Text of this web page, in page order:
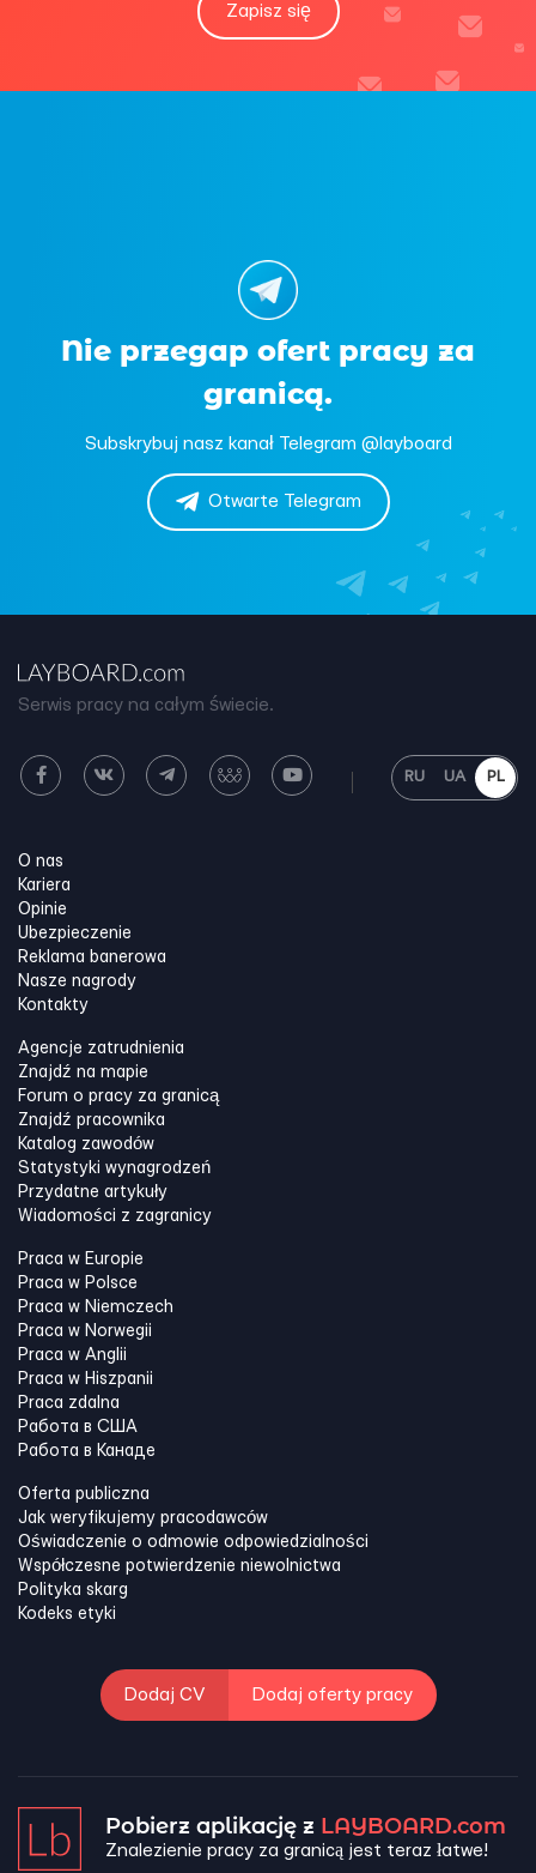
Zapisz się
Nie przegap ofert pracy za
granicą.
Subskrybuj nasz kanał Telegram @layboard
Otwarte Telegram
Serwis pracy na całym świecie.
RU UA PL
O nas
Kariera
Opinie
Ubezpieczenie
Reklama banerowa
Nasze nagrody
Kontakty
Agencje zatrudnienia
Znajdź na mapie
Forum o pracy za granicą
Znajdź pracownika
Katalog zawodów
Statystyki wynagrodzeń
Przydatne artykuły
Wiadomości z zagranicy
Praca w Europie
Praca w Polsce
Praca w Niemczech
Praca w Norwegii
Praca w Anglii
Praca w Hiszpanii
Praca zdalna
Работа в США
Работа в Канадe
Oferta publiczna
Jak weryfikujemy pracodawców
Oświadczenie o odmowie odpowiedzialności
Współczesne potwierdzenie niewolnictwa
Polityka skarg
Kodeks etyki
Dodaj CV Dodaj oferty pracy
Pobierz aplikację z LAYBOARD.com
Znalezienie pracy za granicą jest teraz łatwe!